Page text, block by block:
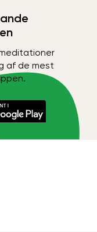
af de mest